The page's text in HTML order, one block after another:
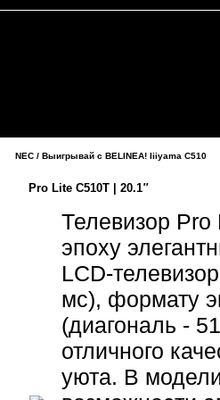
NEC / Выигрывай с BELINEA! Iiiyama C510
Pro Lite C510T | 20.1''
Телевизор Pro
эпоху
LCD-
мс), формату
(диагональ -
отличного
уюта. В